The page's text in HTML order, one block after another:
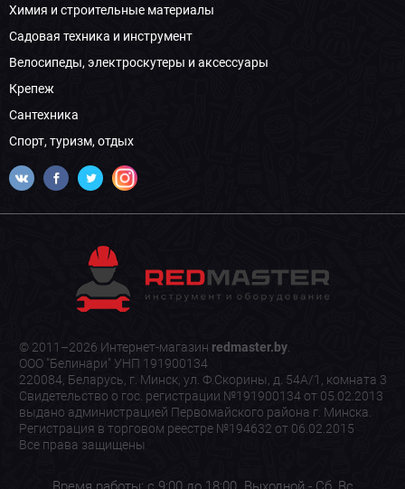
Химия и строительные материалы
Садовая техника и инструмент
Велосипеды, электроскутеры и аксессуары
Крепеж
Сантехника
Спорт, туризм, отдых
© 2011–2026 Интернет-магазин redmaster.by.
ООО "Белинари" УНП 191900134
220084, Беларусь, г. Минск, ул. Ф.Скорины, д. 54А/1, комната 3
Свидетельство о гос. регистрации №191900134 от 05.02.2013
выдано администрацией Первомайского района г. Минска.
Регистрация в торговом реестре №194632 от 06.02.2015
Все права защищены